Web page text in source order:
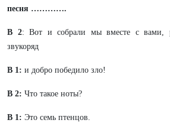
песня ………….
В 2: Вот и собрали мы вместе с вами,
звукоряд
В 1: и добро победило зло!
В 2: Что такое ноты?
В 1: Это семь птенцов.